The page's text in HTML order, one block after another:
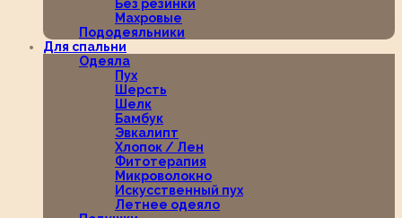
Без резинки
Махровые
Пододеяльники
Для спальни
Одеяла
Пух
Шерсть
Шелк
Бамбук
Эвкалипт
Хлопок / Лен
Фитотерапия
Микроволокно
Искусственный пух
Летнее одеяло